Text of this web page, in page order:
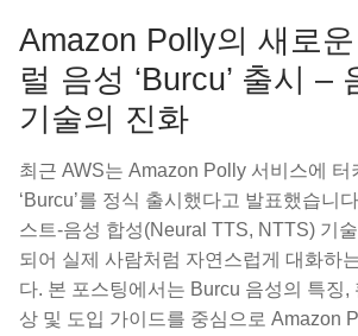
Amazon Polly의 새로
럴 음성 ‘Burcu’ 출시 –
기술의 진화
최근 AWS는 Amazon Polly 서비스에 터
‘Burcu’를 정식 출시했다고 발표했습니
스트-음성 합성(Neural TTS, NTTS) 기
되어 실제 사람처럼 자연스럽게 대화하
다. 본 포스팅에서는 Burcu 음성의 특징,
상 및 도입 가이드를 중심으로 Amazon